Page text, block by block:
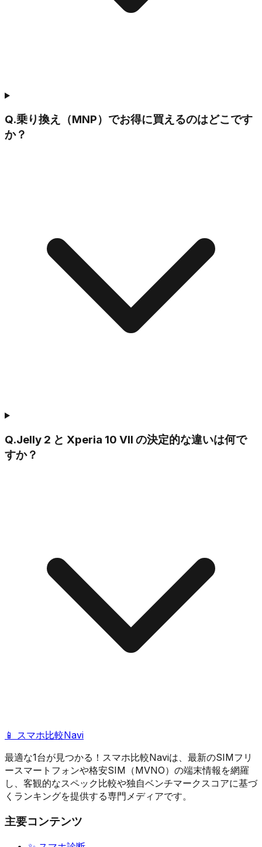
Q.乗り換え（MNP）でお得に買えるのはどこです
か？
Q.Jelly 2 と Xperia 10 VII の決定的な違いは何で
すか？
📱 スマホ比較Navi
最適な1台が見つかる！スマホ比較Naviは、最新のSIMフリ
ースマートフォンや格安SIM（MVNO）の端末情報を網羅
し、客観的なスペック比較や独自ベンチマークスコアに基づ
くランキングを提供する専門メディアです。
主要コンテンツ